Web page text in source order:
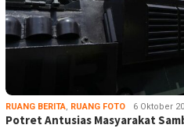
RUANG BERITA, RUANG FOTO 6 Oktober
Potret Antusias Masyarakat